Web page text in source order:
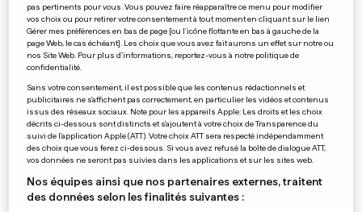
EMPLOIS AU LUXEMBOURG
Imbroglio autour du sort
de cinq ex-salariées
0 0
pas pertinents pour vous. Vous pouvez faire réapparaître ce menu pour modifier
vos choix ou pour retirer votre consentement à tout moment en cliquant sur le lien
Gérer mes préférences en bas de page [ou l'icône flottante en bas à gauche de la
page Web, le cas échéant]. Les choix que vous avez fait aurons un effet sur notre ou
nos Site Web. Pour plus d’informations, reportez-vous à notre politique de
confidentialité.
Sans votre consentement, il est possible que les contenus rédactionnels et
publicitaires ne s'affichent pas correctement, en particulier les vidéos et contenus
issus des réseaux sociaux. Note pour les appareils Apple: Les droits et les choix
décrits ci-dessous sont distincts et s'ajoutent à votre choix de Transparence du
suivi de l'application Apple (ATT). Votre choix ATT sera respecté indépendamment
des choix que vous ferez ci-dessous. Si vous avez refusé la boîte de dialogue ATT,
vos données ne seront pas suivies dans les applications et sur les sites web.
Nos équipes ainsi que nos partenaires externes, traitent
des données selon les finalités suivantes :